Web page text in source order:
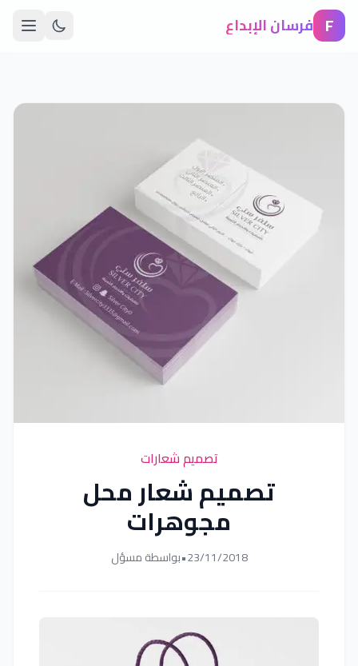
F فرسان الإبداع
تصميم شعارات
تصميم شعار محل
مجوهرات
23/11/2018
•بواسطة مسؤل